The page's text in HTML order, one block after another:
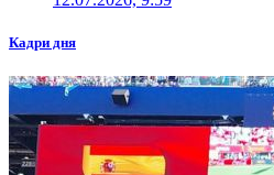
Кадри дня